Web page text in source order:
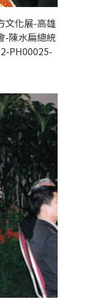
文化展-高雄
-陳水扁總統
PH00025-